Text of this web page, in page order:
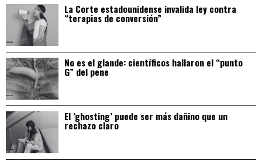
La Corte estadounidense invalida ley contra
“terapias de conversión”
No es el glande: científicos hallaron el “punto
G” del pene
El ‘ghosting’ puede ser más dañino que un
rechazo claro